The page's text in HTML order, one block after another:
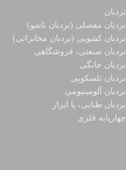
نردبان
نردبان مفصلی (نردبان تاشو)
نردبان کشویی (نردبان مخابراتی)
نردبان صنعتی، فروشگاهی
نردبان خانگی
نردبان تلسکوپی
نردبان آلومینیومی
نردبان طنابی، پا ابزار
چهارپایه فلزی